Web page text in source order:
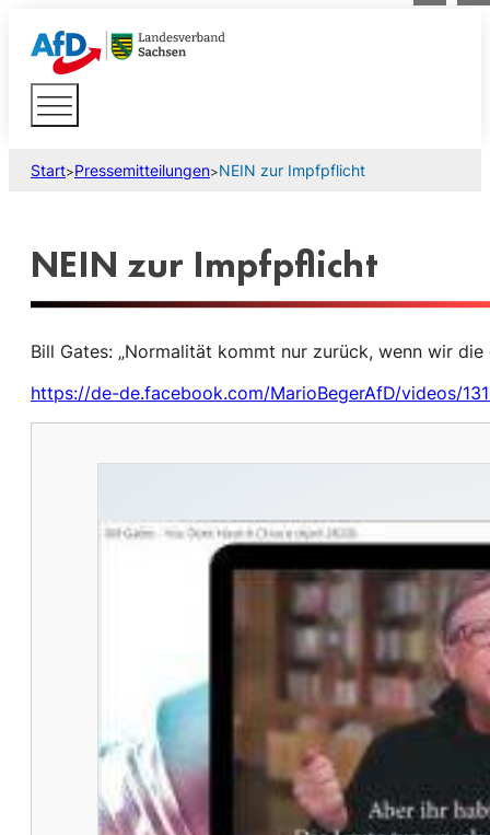
Start>Pressemitteilungen>NEIN zur Impfpflicht
NEIN zur Impfpflicht
Bill Gates: „Normalität kommt nur zurück, wenn wir
https://de-de.facebook.com/MarioBegerAfD/videos/